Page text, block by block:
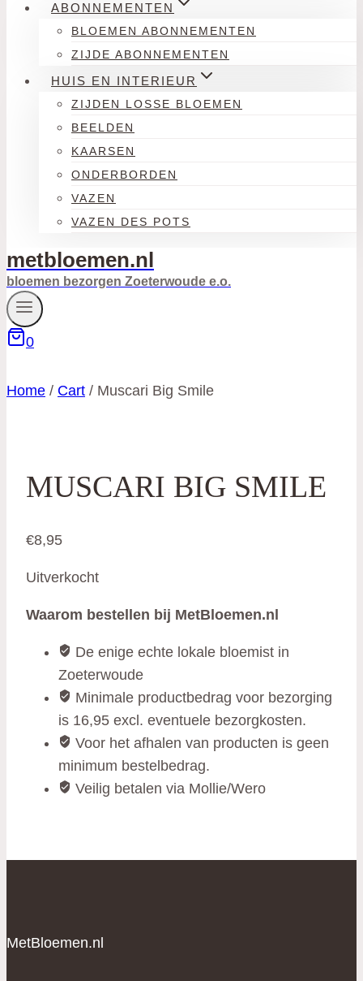
ABONNEMENTEN
BLOEMEN ABONNEMENTEN
ZIJDE ABONNEMENTEN
HUIS EN INTERIEUR
ZIJDEN LOSSE BLOEMEN
BEELDEN
KAARSEN
ONDERBORDEN
VAZEN
VAZEN DES POTS
metbloemen.nl
bloemen bezorgen Zoeterwoude e.o.
0
Home / Cart / Muscari Big Smile
MUSCARI BIG SMILE
€8,95
Uitverkocht
Waarom bestellen bij MetBloemen.nl
De enige echte lokale bloemist in
Zoeterwoude
Minimale productbedrag voor bezorging
is 16,95 excl. eventuele bezorgkosten.
Voor het afhalen van producten is geen
minimum bestelbedrag.
Veilig betalen via Mollie/Wero
MetBloemen.nl